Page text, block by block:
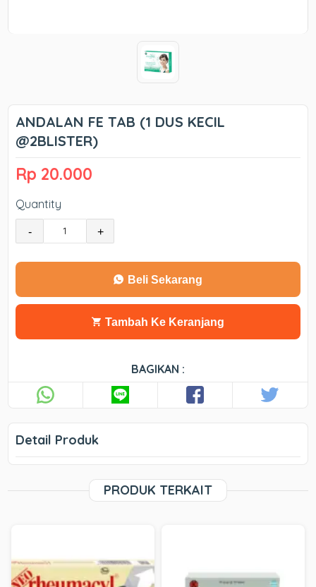
ANDALAN FE TAB (1 DUS KECIL
@2BLISTER)
Rp 20.000
Quantity
- +
Beli Sekarang
Tambah Ke Keranjang
BAGIKAN :
Detail Produk
PRODUK TERKAIT